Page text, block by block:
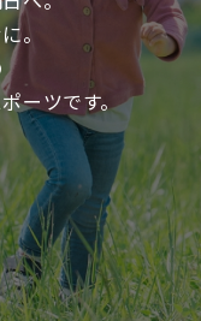
。
ーツです。